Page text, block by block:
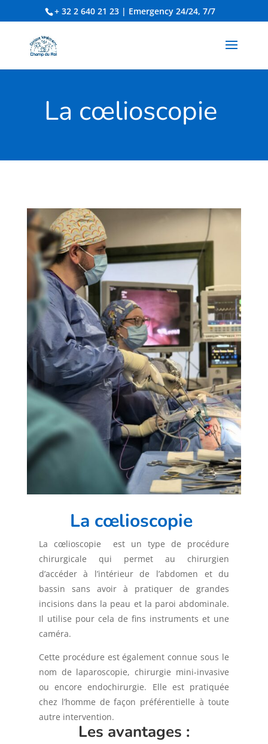
+ 32 2 640 21 23| Emergency 24/24, 7/7
La cœlioscopie
La cœlioscopie
La cœlioscopie
est un type de procédure
chirurgicale qui permet au chirurgien
d’accéder à l’intérieur de l’abdomen et du
bassin sans avoir à pratiquer de grandes
incisions dans la peau et la paroi abdominale.
Il utilise pour cela de fins instruments et une
caméra.
Cette procédure est également connue sous le
nom de laparoscopie, chirurgie mini-invasive
ou encore endochirurgie. Elle est pratiquée
chez l’homme de façon préférentielle à toute
autre intervention.
Les avantages :